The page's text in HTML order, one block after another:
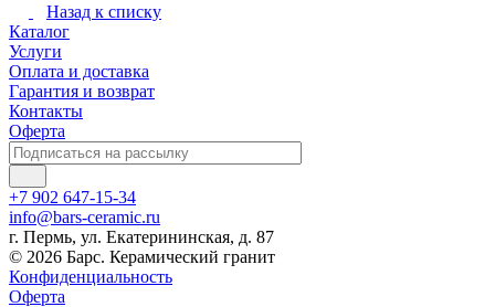
Назад к списку
Каталог
Услуги
Оплата и доставка
Гарантия и возврат
Контакты
Оферта
+7 902 647-15-34
info@bars-ceramic.ru
г. Пермь, ул. Екатерининская, д. 87
© 2026 Барс. Керамический гранит
Конфиденциальность
Оферта